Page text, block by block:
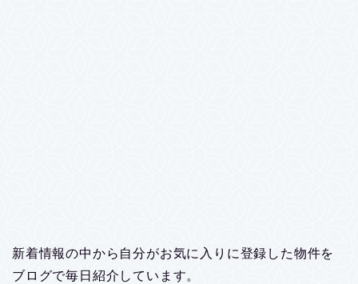
新着情報の中から自分がお気に入りに登録した物件を
ブログで毎日紹介しています。